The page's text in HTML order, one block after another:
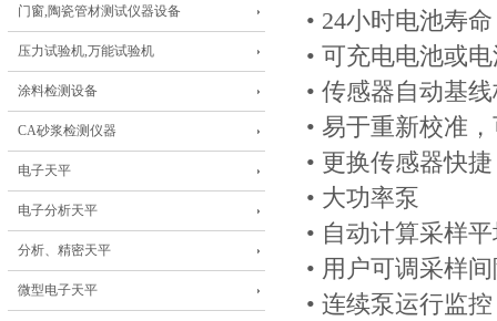
门窗,陶瓷管材测试仪器设备
压力试验机,万能试验机
涂料检测设备
CA砂浆检测仪器
电子天平
电子分析天平
分析、精密天平
微型电子天平
• 24小时电池寿
• 可充电电池或
• 传感器自动基
• 易于重新校准
• 更换传感器快捷
• 大功率泵
• 自动计算采样
• 用户可调采样
• 连续泵运行监控